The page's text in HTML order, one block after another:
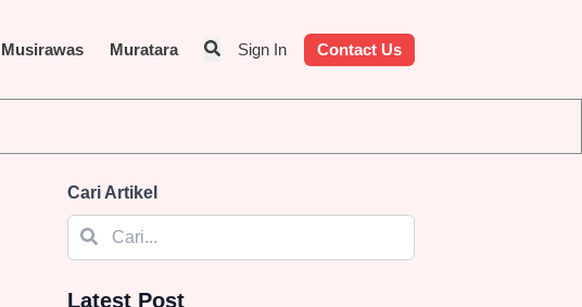
Musirawas Muratara Sign In Contact Us
Cari Artikel
Latest Post